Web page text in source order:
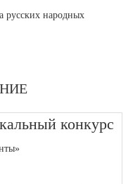
русских народных
конкурс